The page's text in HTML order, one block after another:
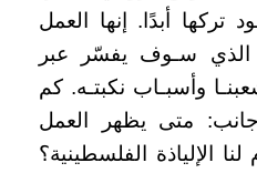
تركها أبدًا. إنها العمل
الذي سـوف يفسّر عبر
وأسبـاب نكبتـه. كم
متى يظهر العمل
الإلياذة الفلسطينية؟